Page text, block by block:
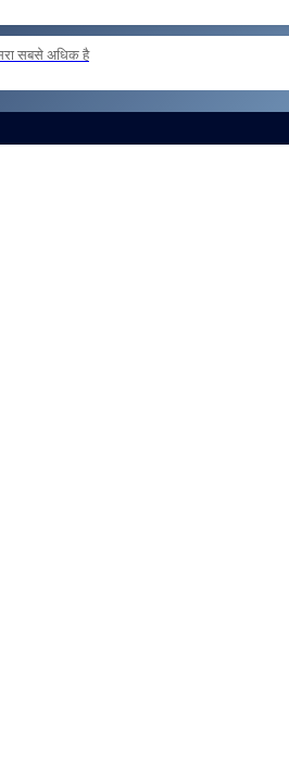
basis to formations outside the zone Reg
सबसे अधिक है